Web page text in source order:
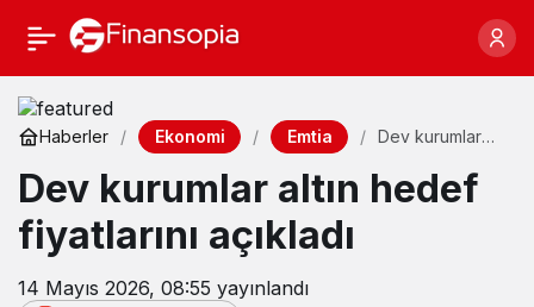
Haberler Ekonomi Emtia
Dev kurumlar
fiyatlarını
açıkladı
Dev kurumlar altın hedef
fiyatlarını açıkladı
14 Mayıs 2026, 08:55 yayınlandı